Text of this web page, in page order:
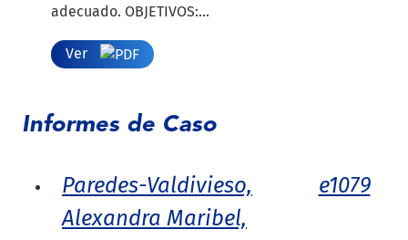
adecuado. OBJETIVOS:...
Ver
Informes de Caso
Paredes-Valdivieso,
Alexandra Maribel,
e1079